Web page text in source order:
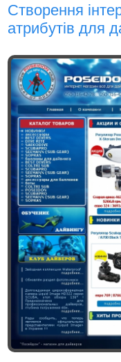
Створення
атрибутів для